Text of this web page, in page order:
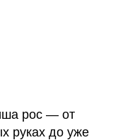
рос — от
руках до уже